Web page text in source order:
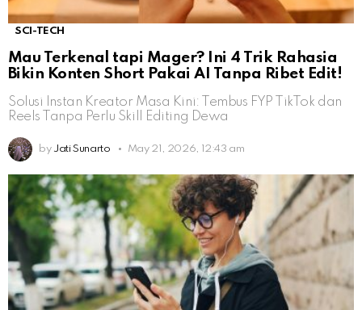
SCI-TECH
Mau Terkenal tapi Mager? Ini 4 Trik Rahasia
Bikin Konten Short Pakai AI Tanpa Ribet Edit!
Solusi Instan Kreator Masa Kini: Tembus FYP TikTok dan
Reels Tanpa Perlu Skill Editing Dewa
by Jati Sunarto May 21, 2026, 12:43 am